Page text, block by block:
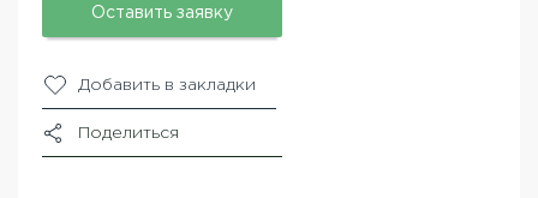
Оставить заявку
Добавить в закладки
Поделиться